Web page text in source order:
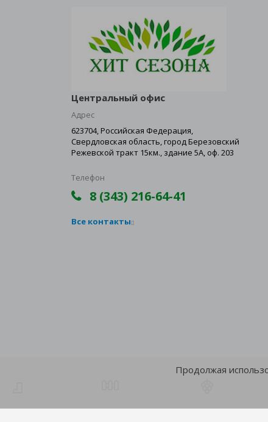
Центральный офис
Адрес
623704, Российская Федерация,
Свердловская область, город Березовский
Режевской тракт 15км., здание 5А, оф. 203
Телефон
8 (343) 216-64-41
Все контакты
Продолжая